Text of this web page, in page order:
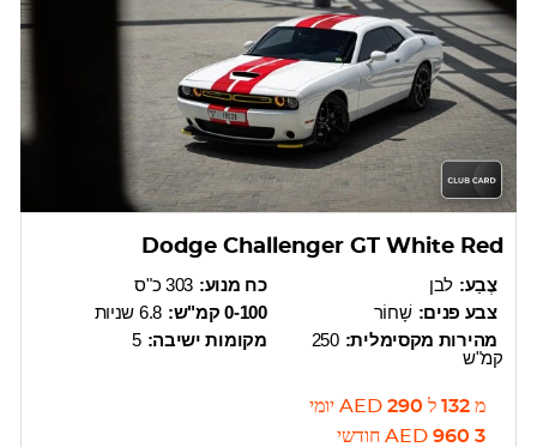
Dodge Challenger GT White Red
כח מנוע: 303 כ"ס
0-100 קמ"ש:
6.8 שניות
מקומות ישיבה: 5
צֶבַע: לבן
צבע פנים: שָׁחוֹר
מהירות מקסימלית: 250
קמ"ש
מ 132 ל 290
AED יומי
3 960
AED חודשי